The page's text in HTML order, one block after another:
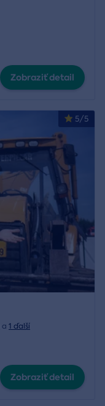
Zobraziť detail
5/5
a 1 ďalší
Zobraziť detail